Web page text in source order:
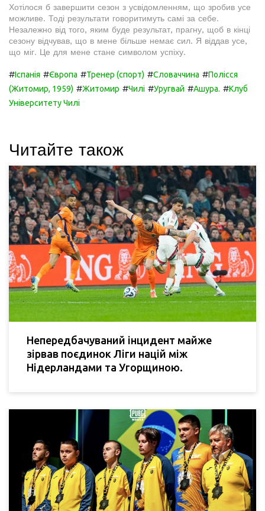
Хотілося б завершити сезон з усвідомленням, що зробив усе
можливе. Тоді результати говоритимуть самі за себе.
Незалежно від того, яким буде результат, прагну, щоб в кінці
сезону відчував, що в мене більше немає сил. Я віддав усе,
що міг. Це для мене стане символом успіху.
#Іспанія #Європа #Тренер (спорт) #Словаччина #Полісся
(Житомир, 1959) #Житомир #Чилі #Уругвай #Ашура. #Клуб
Університету Чилі
Читайте також
Непередбачуваний інцидент майже
зірвав поєдинок Ліги націй між
Нідерландами та Угорщиною.